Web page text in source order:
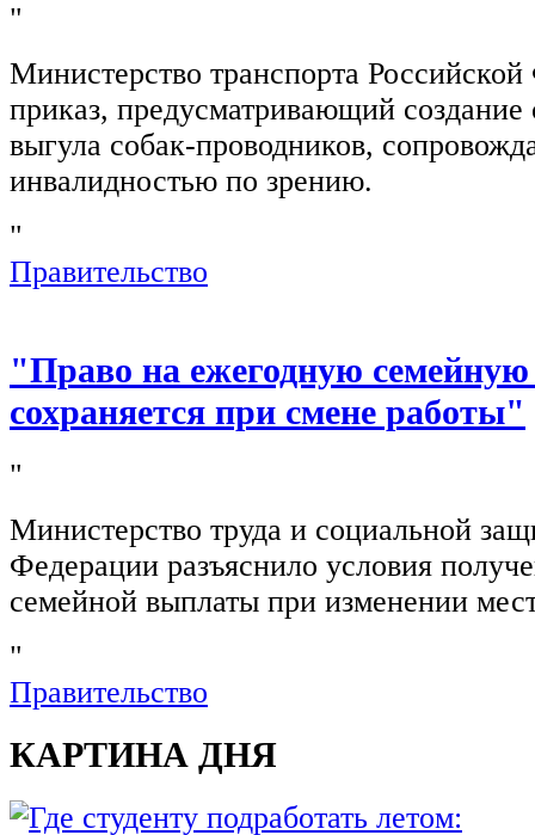
"
Министерство транспорта
приказ, предусматривающий создание
выгула собак-проводников,
инвалидностью по зрению.
"
Правительство
"Право на ежегодную
сохраняется при смене работы"
"
Министерство труда и социальной
Федерации разъяснило условия
семейной выплаты при изменении
"
Правительство
КАРТИНА ДНЯ